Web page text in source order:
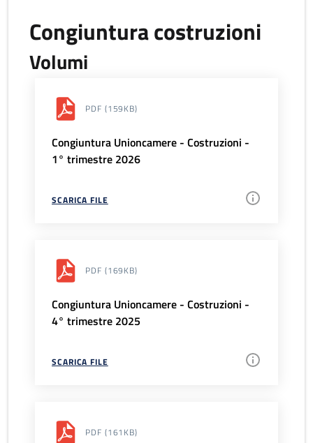
Congiuntura costruzioni
Volumi
PDF (159KB)
Congiuntura Unioncamere - Costruzioni -
1° trimestre 2026
SCARICA FILE
PDF (169KB)
Congiuntura Unioncamere - Costruzioni -
4° trimestre 2025
SCARICA FILE
PDF (161KB)